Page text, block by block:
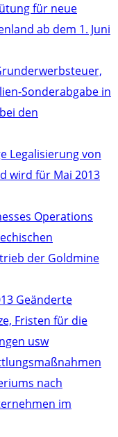
für neue
ab dem 1. Juni
Sonderabgabe in
den
Legalisierung von
wird für Mai 2013
Operations
der Goldmine
Geänderte
Fristen für die
usw
nach
im